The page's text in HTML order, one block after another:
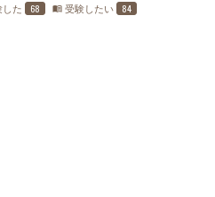
した 68 menu_book 受験したい 84